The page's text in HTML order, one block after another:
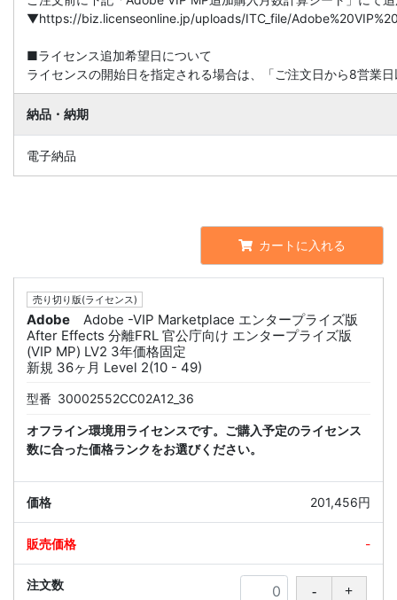
▼https://biz.licenseonline.jp/uploads/ITC_file/
■ライセンス追加希望日について
ライセンスの開始日を指定される場合は、「ご注文日から8営業
納品・納期
電子納品
カートに入れる
売り切り版(ライセンス)
Adobe
Adobe -VIP Marketplace エンタープライズ版
After Effects 分離FRL 官公庁向け エンタープライズ版
(VIP MP) LV2 3年価格固定
新規 36ヶ月 Level 2(10 - 49)
型番 30002552CC02A12_36
オフライン環境用ライセンスです。ご購入予定のライセンス
数に合った価格ランクをお選びください。
201,456円
-